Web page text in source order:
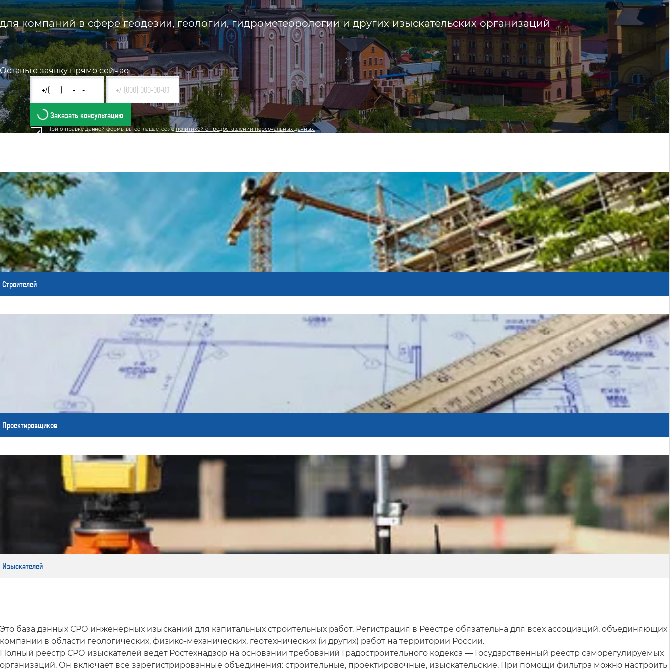
для компаний в сфере геодезии, геологии, гидрометеорологии и других изыскательских организаций
Оставьте заявку прямо сейчас
Заказать консультацию
При отправке данной формы вы соглашаетесь сполитикой о предоставлении персональных данных.
Строителей
Проектировщиков
Изыскателей
Это база данных СРО инженерных изысканий для капитальных строительных работ. Регистрация в Реестре обязательна для всех ассоциаций, объединяющих
компании в области геологических, физико-механических, геотехнических (и других) работ на территории России.
Полный реестр СРО изыскателей ведет Ростехнадзор на основании требований Градостроительного кодекса — Государственный реестр саморегулируемых
организаций. Он включает все зарегистрированные объединения: строительные, проектировочные, изыскательские. При помощи фильтра можно настроить